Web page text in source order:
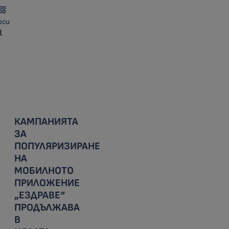
КАМПАНИЯТА
ЗА
ПОПУЛЯРИЗИРАНЕ
НА
МОБИЛНОТО
ПРИЛОЖЕНИЕ
„ЕЗДРАВЕ“
ПРОДЪЛЖАВА
В